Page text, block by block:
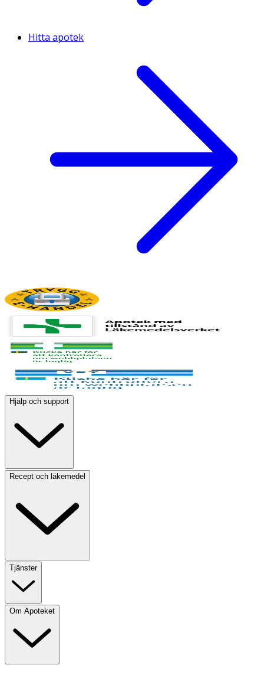
Hitta apotek
Hjälp och support
Recept och läkemedel
Tjänster
Om Apoteket